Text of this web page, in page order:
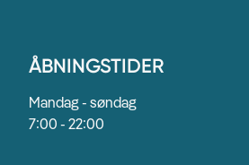
ÅBNINGSTIDER
Mandag - søndag
7:00 - 22:00